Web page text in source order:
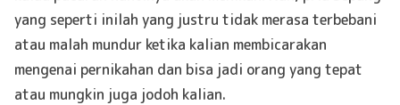
yang seperti inilah yang justru tidak merasa terbebani
atau malah mundur ketika kalian membicarakan
mengenai pernikahan dan bisa jadi orang yang tepat
atau mungkin juga jodoh kalian.